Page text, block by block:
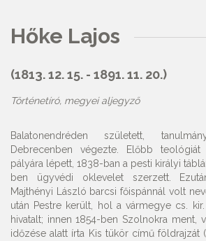
Hőke Lajos
(1813. 12. 15. - 1891. 11. 20.)
Történetíró, megyei aljegyző
Balatonendréden született,
Debrecenben végezte. Előbb
pályára lépett, 1838-ban a pesti királyi
ben ügyvédi oklevelet szerzett.
Majthényi László barcsi főispánnál volt
után Pestre került, hol a vármegye cs.
hivatalt; innen 1854-ben Szolnokra ment,
időzése alatt írta Kis tükör című földrajzát